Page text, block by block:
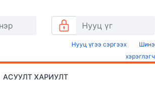
Нууц үгээ сэргээх
Шинэ
хэрэглэгч
АСУУЛТ ХАРИУЛТ